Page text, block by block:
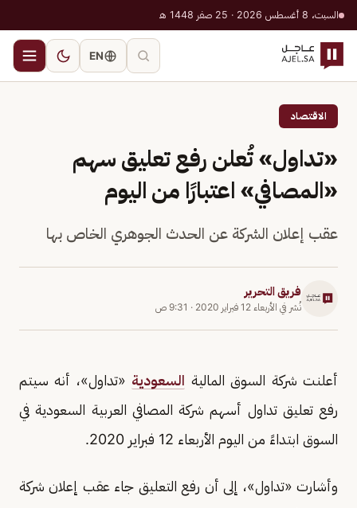
السبت، 8 أغسطس 2026 · 25 صفر 1448 هـ
EN
الاقتصاد
«تداول» تُعلن رفع تعليق سهم
«المصافي» اعتبارًا من اليوم
عقب إعلان الشركة عن الحدث الجوهري الخاص بها
فريق التحرير
نُشر في الأربعاء 12 فبراير 2020 · 9:31 ص
أعلنت شركة السوق المالية السعودية «تداول»، أنه سيتم
رفع تعليق تداول أسهم شركة المصافي العربية السعودية في
السوق ابتداءً من اليوم الأربعاء 12 فبراير 2020.
وأشارت «تداول»، إلى أن رفع التعليق جاء عقب إعلان شركة